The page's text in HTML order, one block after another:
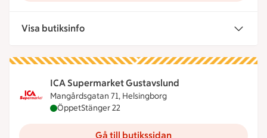
Visa butiksinfo
ICA Supermarket Gustavslund
Mangårdsgatan 71, Helsingborg
ICA Supermarket Gustavslund är öppen nu,
ÖppetStänger 22
Gå till butikssidan